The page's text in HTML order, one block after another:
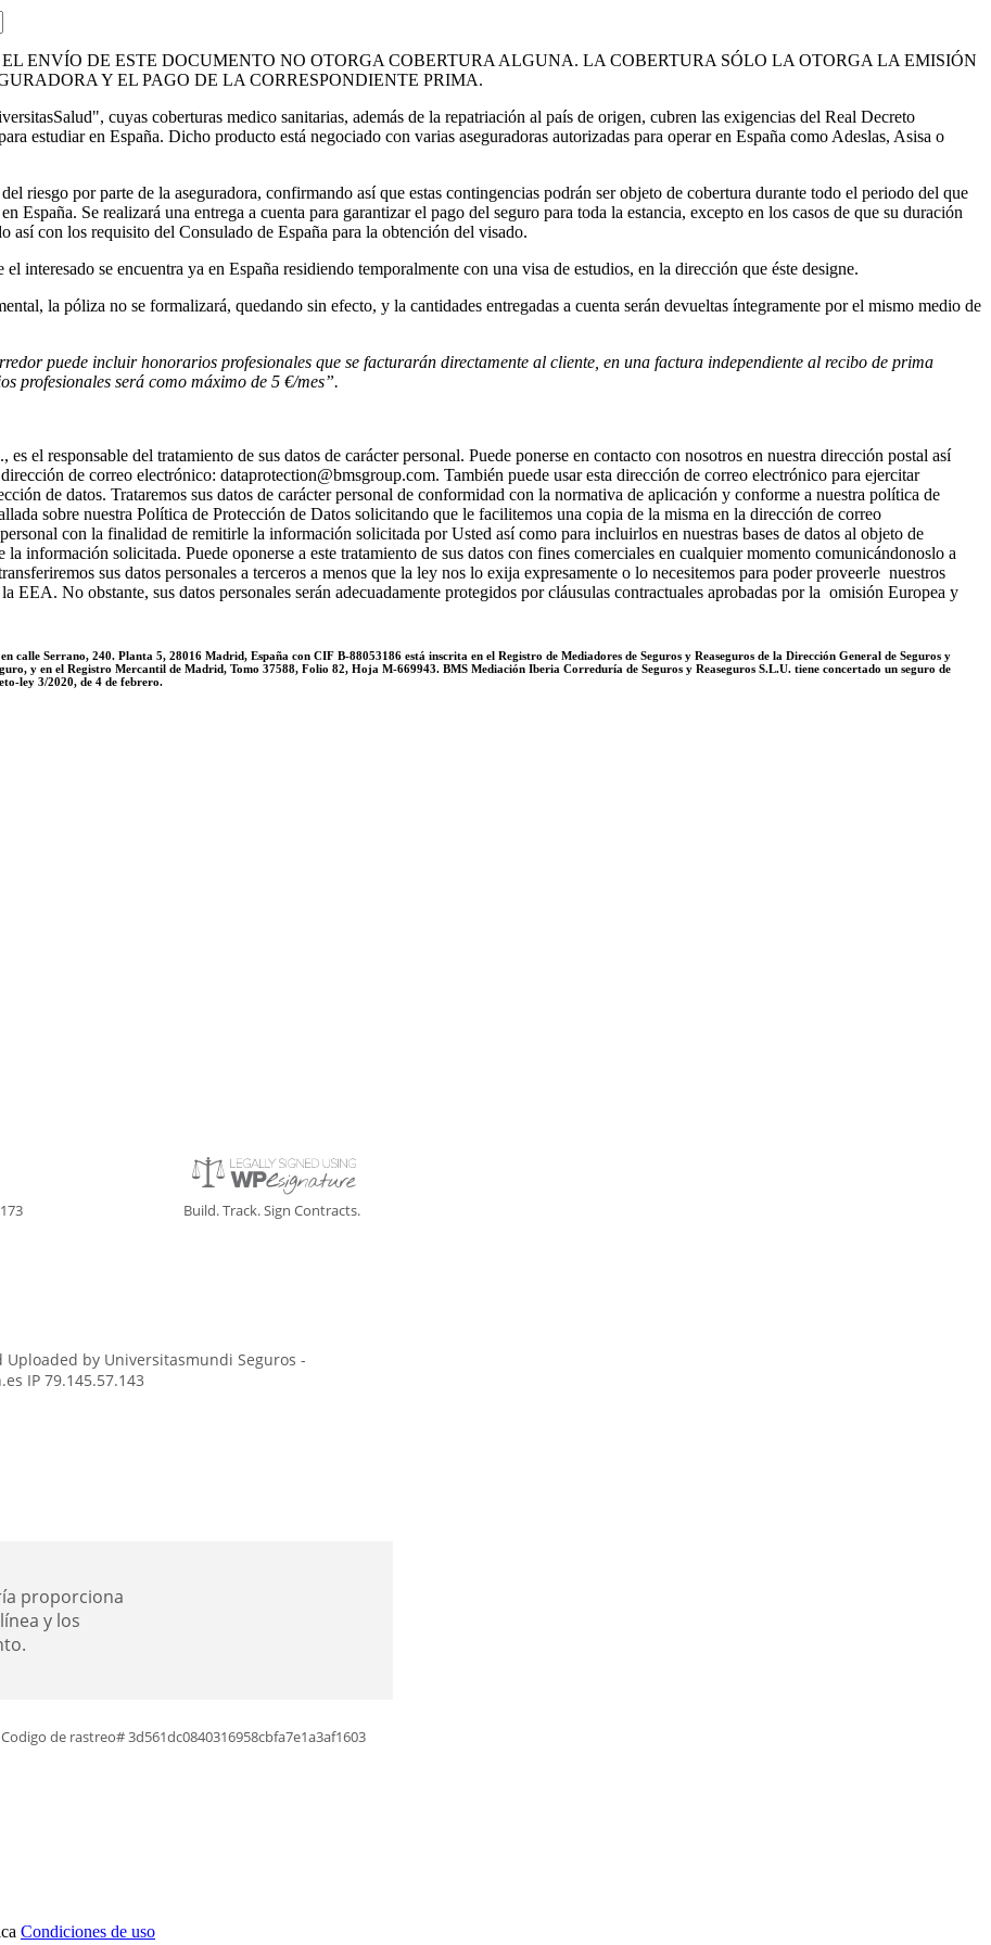
ENVÍO DE ESTE DOCUMENTO NO OTORGA COBERTURA ALGUNA. LA COBERTURA SÓLO LA OTORGA LA EMISIÓN
Y EL PAGO DE LA CORRESPONDIENTE PRIMA.
cuyas coberturas medico sanitarias, además de la repatriación al país de origen, cubren las exigencias del Real Decreto
estudiar en España. Dicho producto está negociado con varias aseguradoras autorizadas para operar en España como Adeslas, Asisa o
riesgo por parte de la aseguradora, confirmando así que estas contingencias podrán ser objeto de cobertura durante todo el periodo del que
España. Se realizará una entrega a cuenta para garantizar el pago del seguro para toda la estancia, excepto en los casos de que su duración
así con los requisito del Consulado de España para la obtención del visado.
interesado se encuentra ya en España residiendo temporalmente con una visa de estudios, en la dirección que éste designe.
la póliza no se formalizará, quedando sin efecto, y la cantidades entregadas a cuenta serán devueltas íntegramente por el mismo medio de
puede incluir honorarios profesionales que se facturarán directamente al cliente, en una factura independiente al recibo de prima
profesionales será como máximo de 5 €/mes”.
el responsable del tratamiento de sus datos de carácter personal. Puede ponerse en contacto con nosotros en nuestra dirección postal así
de correo electrónico: dataprotection@bmsgroup.com. También puede usar esta dirección de correo electrónico para ejercitar
de datos. Trataremos sus datos de carácter personal de conformidad con la normativa de aplicación y conforme a nuestra política de
sobre nuestra Política de Protección de Datos solicitando que le facilitemos una copia de la misma en la dirección de correo
con la finalidad de remitirle la información solicitada por Usted así como para incluirlos en nuestras bases de datos al objeto de
información solicitada. Puede oponerse a este tratamiento de sus datos con fines comerciales en cualquier momento comunicándonoslo a
sus datos personales a terceros a menos que la ley nos lo exija expresamente o lo necesitemos para poder proveerle nuestros
EEA. No obstante, sus datos personales serán adecuadamente protegidos por cláusulas contractuales aprobadas por la omisión Europea y
calle Serrano, 240. Planta 5, 28016 Madrid, España con CIF B-88053186 está inscrita en el Registro de Mediadores de Seguros y Reaseguros de la Dirección General de Seguros y
y en el Registro Mercantil de Madrid, Tomo 37588, Folio 82, Hoja M-669943. BMS Mediación Iberia Correduría de Seguros y Reaseguros S.L.U. tiene concertado un seguro de
ley 3/2020, de 4 de febrero.
Build. Track. Sign Contracts.
Uploaded by Universitasmundi Seguros -
IP 79.145.57.143
proporciona
y los
Codigo de rastreo# 3d561dc0840316958cbfa7e1a3af1603
Condiciones de uso